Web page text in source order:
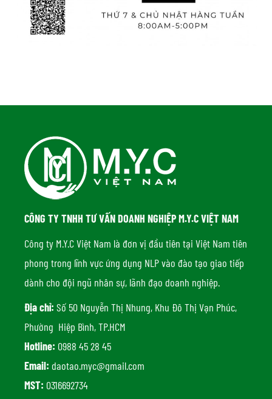
CÔNG TY TNHH TƯ VẤN DOANH NGHIỆP M.Y.C VIỆT NAM
Công ty M.Y.C Việt Nam là đơn vị đầu tiên tại Việt Nam tiên
phong trong lĩnh vực ứng dụng NLP vào đào tạo giao tiếp
dành cho đội ngũ nhân sự, lãnh đạo doanh nghiệp.
Địa chỉ: Số 50 Nguyễn Thị Nhung, Khu Đô Thị Vạn Phúc,
Phường Hiệp Bình, TP.HCM
Hotline: 0988 45 28 45
Email: daotao.myc@gmail.com
MST: 0316692734